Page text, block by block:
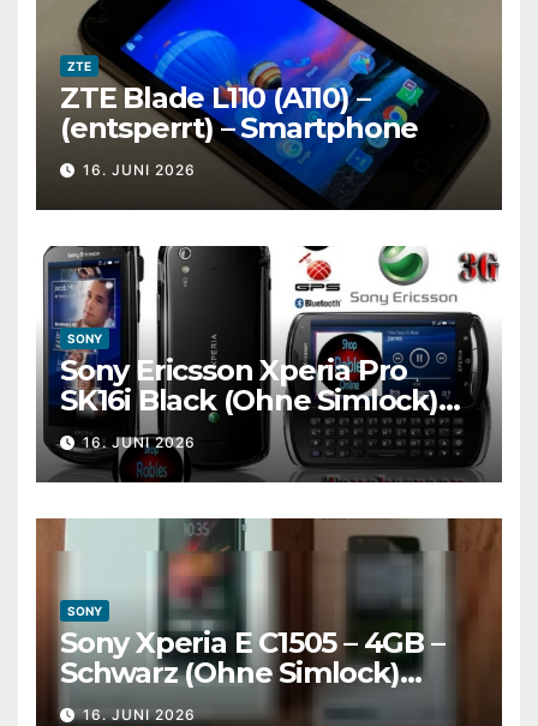
ZTE
ZTE Blade L110 (A110) –
(entsperrt) – Smartphone
16. JUNI 2026
SONY
Sony Ericsson Xperia Pro
SK16i Black (Ohne Simlock)
Smartphone WLAN GPS GUT
16. JUNI 2026
SONY
Sony Xperia E C1505 – 4GB –
Schwarz (Ohne Simlock)
Smartphone in OVP
16. JUNI 2026